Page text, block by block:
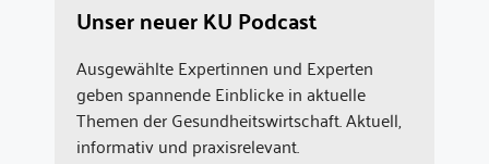
Unser neuer KU Podcast
Ausgewählte Expertinnen und Experten
geben spannende Einblicke in aktuelle
Themen der Gesundheitswirtschaft. Aktuell,
informativ und praxisrelevant.